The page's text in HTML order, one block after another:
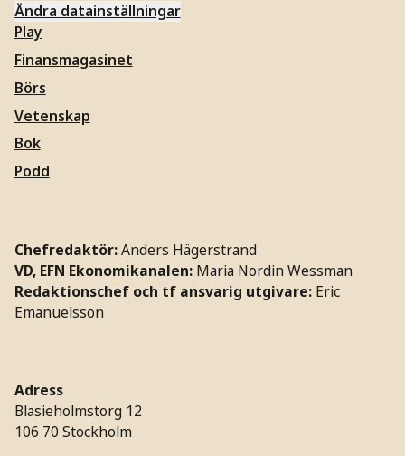
Ändra datainställningar
Play
Finansmagasinet
Börs
Vetenskap
Bok
Podd
Chefredaktör:Anders Hägerstrand
VD, EFN Ekonomikanalen: Maria Nordin Wessman
Redaktionschef och tf ansvarig utgivare: Eric
Emanuelsson
Adress
Blasieholmstorg 12
106 70 Stockholm